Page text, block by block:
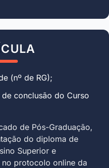
(nº de RG);
conclusão do Curso
de Pós-Graduação,
do diploma de
Superior e
protocolo online da